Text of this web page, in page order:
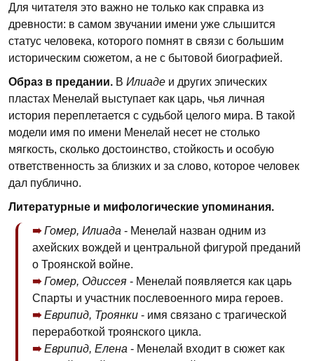
Для читателя это важно не только как справка из
древности: в самом звучании имени уже слышится
статус человека, которого помнят в связи с большим
историческим сюжетом, а не с бытовой биографией.
Образ в предании. В Илиаде и других эпических
пластах Менелай выступает как царь, чья личная
история переплетается с судьбой целого мира. В такой
модели имя по имени Менелай несет не столько
мягкость, сколько достоинство, стойкость и особую
ответственность за близких и за слово, которое человек
дал публично.
Литературные и мифологические упоминания.
Гомер, Илиада - Менелай назван одним из
ахейских вождей и центральной фигурой преданий
о Троянской войне.
Гомер, Одиссея - Менелай появляется как царь
Спарты и участник послевоенного мира героев.
Еврипид, Троянки - имя связано с трагической
переработкой троянского цикла.
Еврипид, Елена - Менелай входит в сюжет как